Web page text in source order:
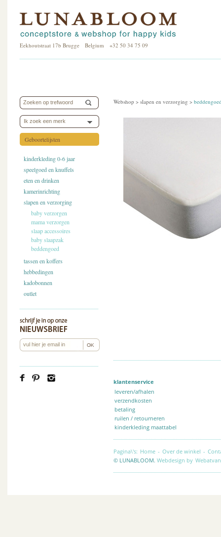
Eekhoutstraat 17b Brugge Belgium +32 50 34 75 09
Ik zoek een merk
Geboortelijsten
kinderkleding 0-6 jaar
speelgoed en knuffels
eten en drinken
kamerinrichting
slapen en verzorging
baby verzorgen
mama verzorgen
slaap accessoires
baby slaapzak
beddengoed
tassen en koffers
hebbedingen
kadobonnen
outlet
Webshop > slapen en verzorging >
klantenservice
leveren/afhalen
verzendkosten
betaling
ruilen / retourneren
kinderkleding maattabel
Pagina\'s: Home - Over de winkel -
© LUNABLOOM. Webdesign by